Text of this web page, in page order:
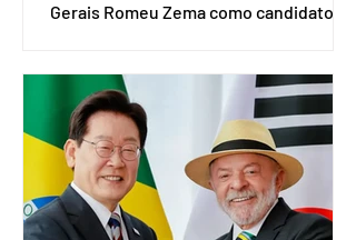
Gerais Romeu Zema como candidato à
Brasília. O Novo ainda não definiu quem
vai compor a chapa como candidato a
vice-presidente. A convenção contou
com a presença do presidente nacional
do partido, Eduardo Ribeiro, e do
senador Eduardo Girão, filiado ao Novo